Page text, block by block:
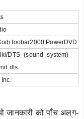
foobar2000 PowerDVD
DTS_(sound_system)
जानकारी को पाँच अलग-